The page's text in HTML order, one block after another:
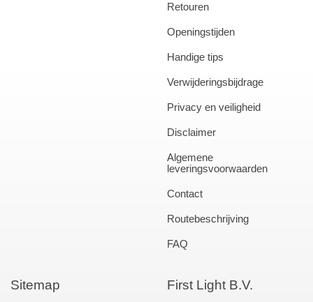
Retouren
Openingstijden
Handige tips
Verwijderingsbijdrage
Privacy en veiligheid
Disclaimer
Algemene
leveringsvoorwaarden
Contact
Routebeschrijving
FAQ
Sitemap First Light B.V.